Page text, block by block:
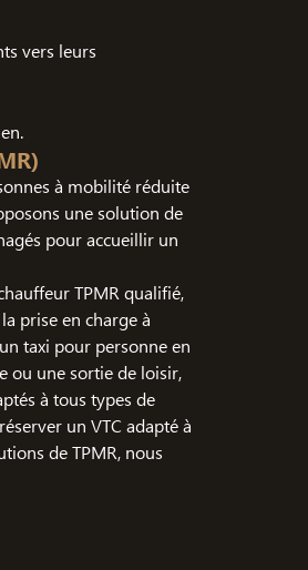
vers leurs
à mobilité réduite
une solution de
pour accueillir un
TPMR qualifié,
prise en charge à
taxi pour personne en
ou une sortie de loisir,
à tous types de
un VTC adapté à
de TPMR, nous